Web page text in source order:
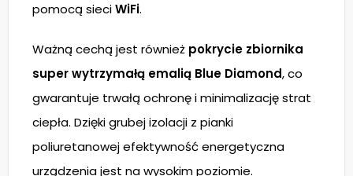
pomocą sieciWiFi.
Ważną cechą jest również pokrycie zbiornika
super wytrzymałą emalią Blue Diamond, co
gwarantuje trwałą ochronę i minimalizację strat
ciepła. Dzięki grubej izolacji z pianki
poliuretanowej efektywność energetyczna
urządzenia jest na wysokim poziomie.